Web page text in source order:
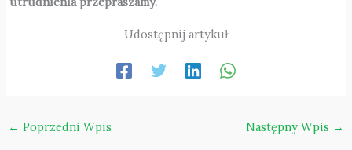
Udostępnij artykuł
← Poprzedni Wpis Następny Wpis →